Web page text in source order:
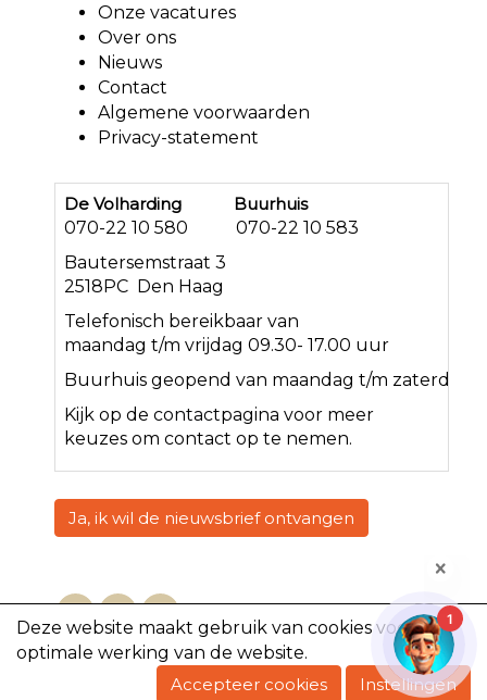
Deze website maakt gebruik van cookies voor een
optimale werking van de website.
Accepteer cookies
Instellingen
Onze vacatures
Over ons
Nieuws
Contact
Algemene voorwaarden
Privacy-statement
De Volharding Buurhuis
070-22 10 580 070-22 10 583
Bautersemstraat 3
2518PC Den Haag
Telefonisch bereikbaar van
maandag t/m vrijdag 09.30- 17.00 uur
Buurhuis geopend van maandag t/m zaterdag<
Kijk op de contactpagina voor meer
keuzes om contact op te nemen.
Ja, ik wil de nieuwsbrief ontvangen
Copyright @2023, De Volharding
1